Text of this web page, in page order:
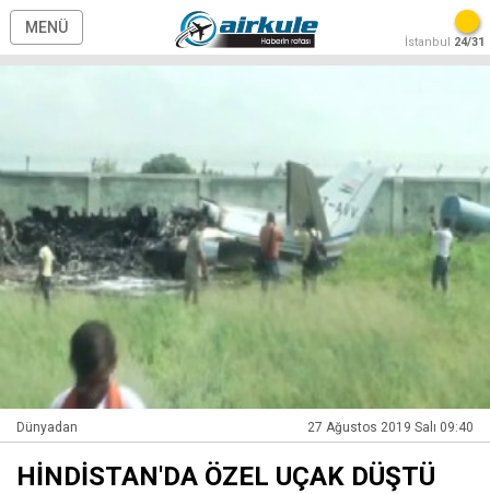
MENÜ
İstanbul 24/31
Dünyadan 27 Ağustos 2019 Salı 09:40
HİNDİSTAN'DA ÖZEL UÇAK DÜŞTÜ